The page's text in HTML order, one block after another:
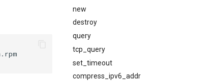
new
destroy
query
tcp_query
set_timeout
compress_ipv6_addr